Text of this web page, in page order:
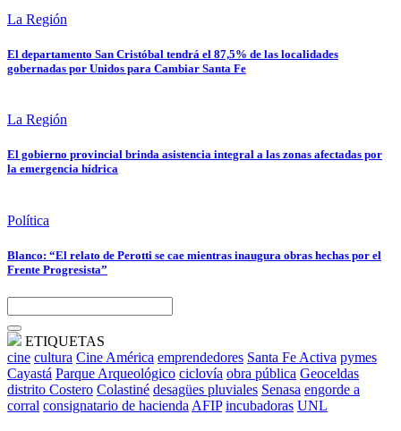
La Región
El departamento San Cristóbal tendrá el 87,5% de las localidades
gobernadas por Unidos para Cambiar Santa Fe
La Región
El gobierno provincial brinda asistencia integral a las zonas afectadas por
la emergencia hídrica
Política
Blanco: “El relato de Perotti se cae mientras inaugura obras hechas por el
Frente Progresista”
ETIQUETAS
cine cultura Cine América emprendedores Santa Fe Activa pymes
Cayastá Parque Arqueológico ciclovía obra pública Geoceldas
distrito Costero Colastiné desagües pluviales Senasa engorde a
corral consignatario de hacienda AFIP incubadoras UNL